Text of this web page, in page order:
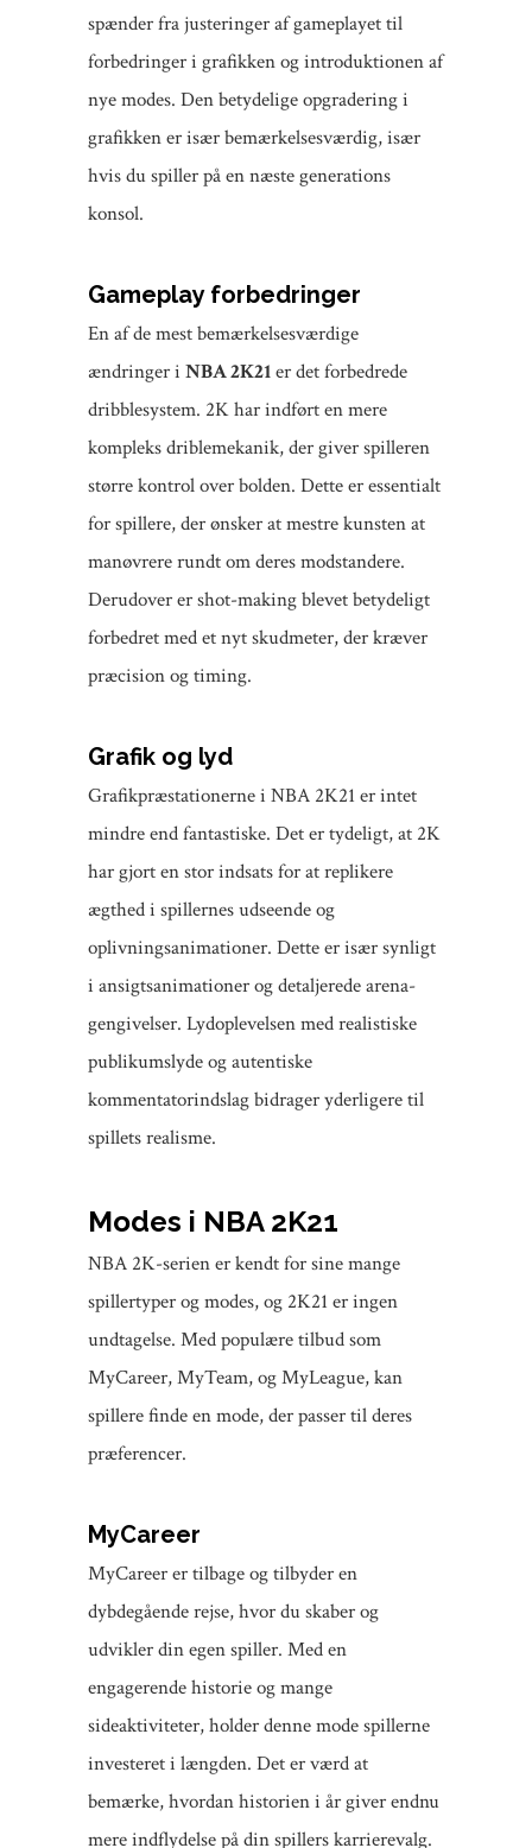
spænder fra justeringer af gameplayet til
forbedringer i grafikken og introduktionen af
nye modes. Den betydelige opgradering i
grafikken er især bemærkelsesværdig, især
hvis du spiller på en næste generations
konsol.
Gameplay forbedringer
En af de mest bemærkelsesværdige
ændringer i NBA 2K21er det forbedrede
dribblesystem. 2K har indført en mere
kompleks driblemekanik, der giver spilleren
større kontrol over bolden. Dette er essentialt
for spillere, der ønsker at mestre kunsten at
manøvrere rundt om deres modstandere.
Derudover er shot-making blevet betydeligt
forbedret med et nyt skudmeter, der kræver
præcision og timing.
Grafik og lyd
Grafikpræstationerne i NBA 2K21 er intet
mindre end fantastiske. Det er tydeligt, at 2K
har gjort en stor indsats for at replikere
ægthed i spillernes udseende og
oplivningsanimationer. Dette er især synligt
i ansigtsanimationer og detaljerede arena-
gengivelser. Lydoplevelsen med realistiske
publikumslyde og autentiske
kommentatorindslag bidrager yderligere til
spillets realisme.
Modes i NBA 2K21
NBA 2K-serien er kendt for sine mange
spillertyper og modes, og 2K21 er ingen
undtagelse. Med populære tilbud som
MyCareer, MyTeam, og MyLeague, kan
spillere finde en mode, der passer til deres
præferencer.
MyCareer
MyCareer er tilbage og tilbyder en
dybdegående rejse, hvor du skaber og
udvikler din egen spiller. Med en
engagerende historie og mange
sideaktiviteter, holder denne mode spillerne
investeret i længden. Det er værd at
bemærke, hvordan historien i år giver endnu
mere indflydelse på din spillers karrierevalg.